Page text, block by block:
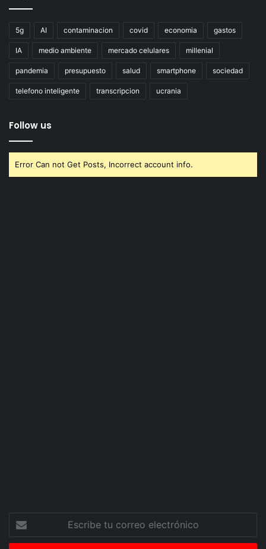
5g AI contaminacion covid economia gastos
IA medio ambiente mercado celulares millenial
pandemia presupuesto salud smartphone sociedad
telefono inteligente transcripcion ucrania
Follow us
Error Can not Get Posts, Incorrect account info.
correo